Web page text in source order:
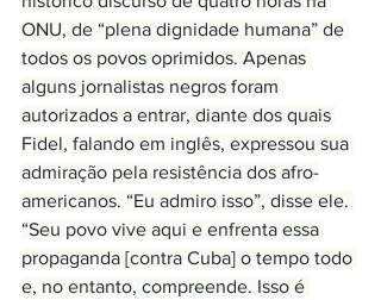
ONU, de “plena dignidade humana” de
todos os povos oprimidos. Apenas
alguns jornalistas negros foram
autorizados a entrar, diante dos quais
Fidel, falando em inglês, expressou sua
admiração pela resistência dos afro-
americanos. “Eu admiro isso”, disse ele.
“Seu povo vive aqui e enfrenta essa
propaganda [contra Cuba] o tempo todo
e, no entanto, compreende. Isso é